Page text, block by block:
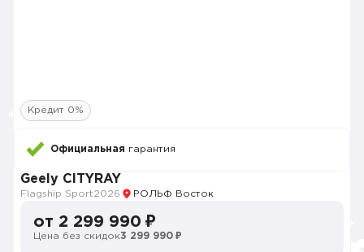
Кредит 0%
Официальная гарантия
Geely CITYRAY
Flagship Sport2026 РОЛЬФ Восток
от 2 299 990 ₽
Цена без скидок3 299 990 ₽